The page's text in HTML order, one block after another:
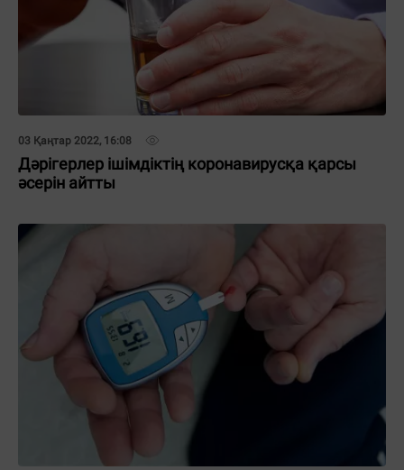
03 Қаңтар 2022, 16:08
Дәрігерлер ішімдіктің коронавирусқа қарсы
әсерін айтты